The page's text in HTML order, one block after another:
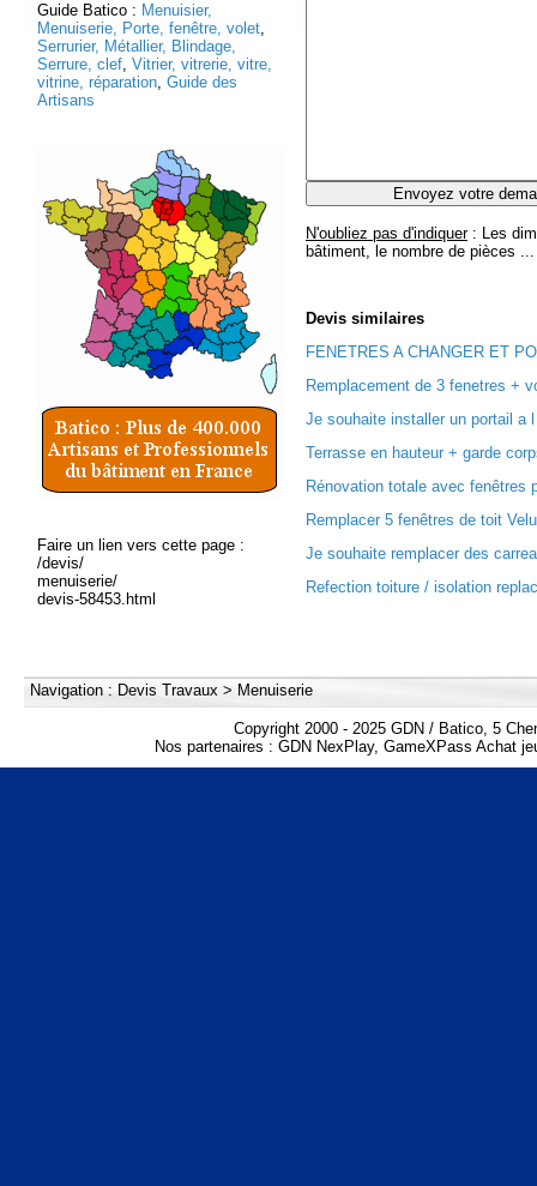
Guide Batico : Menuisier,
Menuiserie, Porte, fenêtre, volet,
Serrurier, Métallier, Blindage,
Serrure, clef, Vitrier, vitrerie, vitre,
vitrine, réparation, Guide des
Artisans
Faire un lien vers cette page :
/devis/
menuiserie/
devis-58453.html
N'oubliez pas d'indiquer: Les
bâtiment, le nombre de pièces ...
Devis similaires
FENETRES A CHANGER ET
Remplacement de 3 fenetres +
Je souhaite installer un portail a
Terrasse en hauteur + garde
Rénovation totale avec fenêtres
Remplacer 5 fenêtres de toit
Je souhaite remplacer des
Refection toiture / isolation
Navigation : Devis Travaux > Menuiserie
Copyright 2000 - 2025 GDN / Batico, 5
Nos partenaires : GDN NexPlay, GameXPass Achat